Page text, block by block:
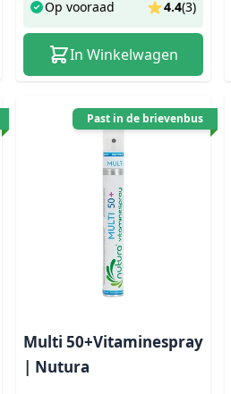
Op vooraad 4.4(3)
In Winkelwagen
Past in de brievenbus
Multi 50+Vitaminespray
| Nutura